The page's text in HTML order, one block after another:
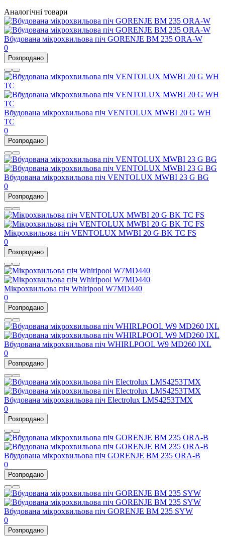
Аналогічні товари
Вбудована мікрохвильова піч GORENJE BM 235 ORA-W
0
Розпродано
Вбудована мікрохвильова піч VENTOLUX MWBI 20 G WH
TC
0
Розпродано
Вбудована мікрохвильова піч VENTOLUX MWBI 23 G BG
0
Розпродано
Мікрохвильова піч VENTOLUX MWBI 20 G BK TC FS
0
Розпродано
Мікрохвильова піч Whirlpool W7MD440
0
Розпродано
Вбудована мікрохвильова піч WHIRLPOOL W9 MD260 IXL
0
Розпродано
Вбудована мікрохвильова піч Electrolux LMS4253TMX
0
Розпродано
Вбудована мікрохвильова піч GORENJE BM 235 ORA-B
0
Розпродано
Вбудована мікрохвильова піч GORENJE BM 235 SYW
0
Розпродано